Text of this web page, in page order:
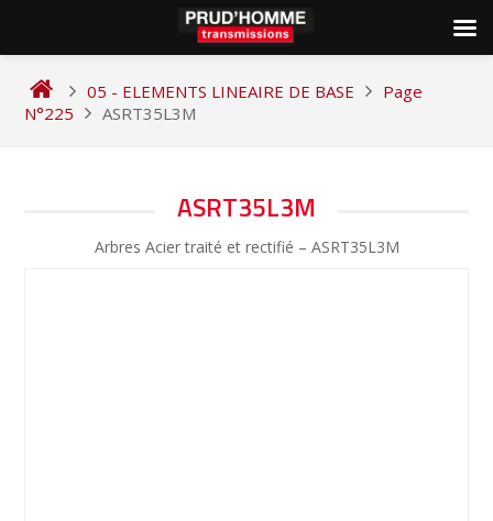
content
05 - ELEMENTS LINEAIRE DE BASE
Page
N°225
ASRT35L3M
ASRT35L3M
Arbres Acier traité et rectifié – ASRT35L3M